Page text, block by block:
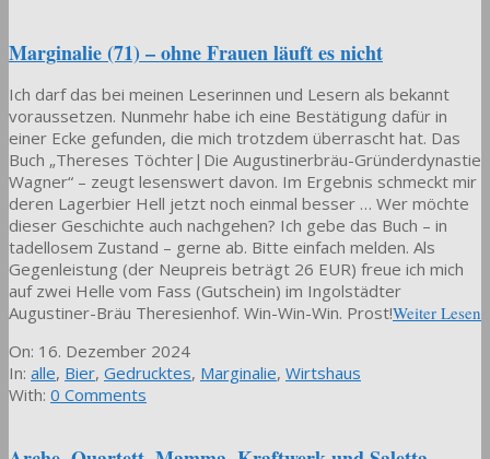
Marginalie (71) – ohne Frauen läuft es nicht
Ich darf das bei meinen Leserinnen und Lesern als bekannt
voraussetzen. Nunmehr habe ich eine Bestätigung dafür in
einer Ecke gefunden, die mich trotzdem überrascht hat. Das
Buch „Thereses Töchter|Die Augustinerbräu-Gründerdynastie
Wagner“ – zeugt lesenswert davon. Im Ergebnis schmeckt mir
deren Lagerbier Hell jetzt noch einmal besser … Wer möchte
dieser Geschichte auch nachgehen? Ich gebe das Buch – in
tadellosem Zustand – gerne ab. Bitte einfach melden. Als
Gegenleistung (der Neupreis beträgt 26 EUR) freue ich mich
auf zwei Helle vom Fass (Gutschein) im Ingolstädter
Augustiner-Bräu Theresienhof. Win-Win-Win. Prost!Weiter Lesen
2024-
12-
16
On: 16. Dezember 2024
In: alle, Bier, Gedrucktes, Marginalie, Wirtshaus
With: 0 Comments